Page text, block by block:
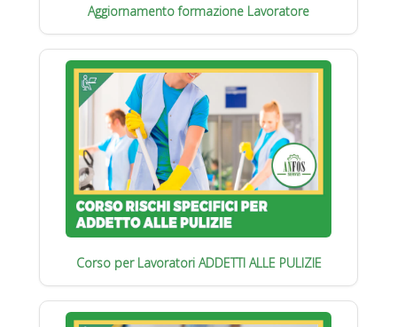
Aggiornamento formazione Lavoratore
Corso per Lavoratori ADDETTI ALLE PULIZIE